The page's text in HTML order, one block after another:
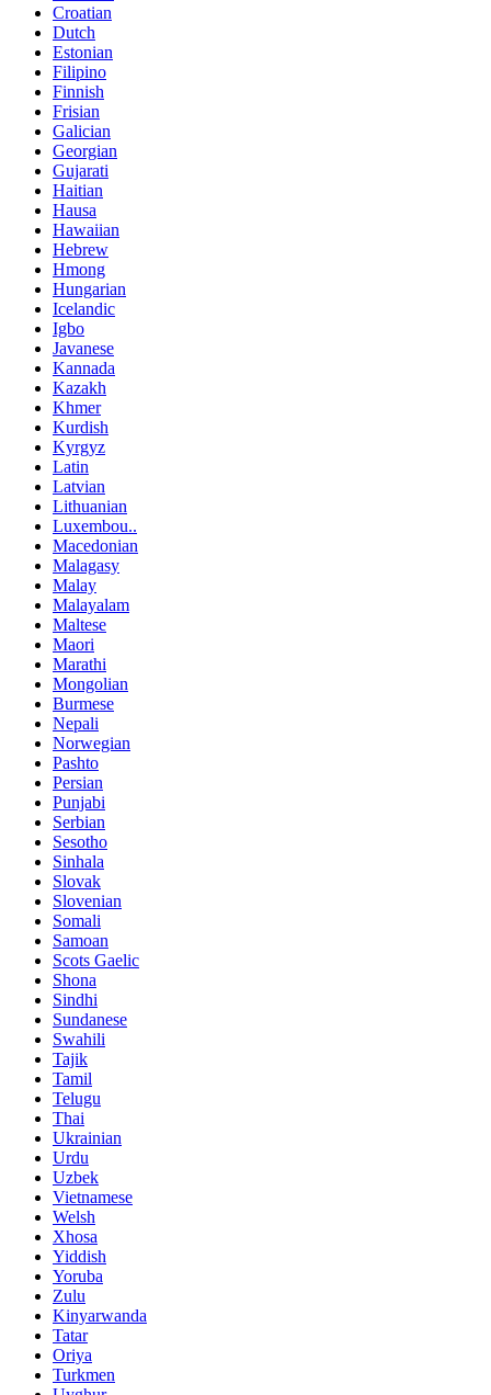
Croatian
Dutch
Estonian
Filipino
Finnish
Frisian
Galician
Georgian
Gujarati
Haitian
Hausa
Hawaiian
Hebrew
Hmong
Hungarian
Icelandic
Igbo
Javanese
Kannada
Kazakh
Khmer
Kurdish
Kyrgyz
Latin
Latvian
Lithuanian
Luxembou..
Macedonian
Malagasy
Malay
Malayalam
Maltese
Maori
Marathi
Mongolian
Burmese
Nepali
Norwegian
Pashto
Persian
Punjabi
Serbian
Sesotho
Sinhala
Slovak
Slovenian
Somali
Samoan
Scots Gaelic
Shona
Sindhi
Sundanese
Swahili
Tajik
Tamil
Telugu
Thai
Ukrainian
Urdu
Uzbek
Vietnamese
Welsh
Xhosa
Yiddish
Yoruba
Zulu
Kinyarwanda
Tatar
Oriya
Turkmen